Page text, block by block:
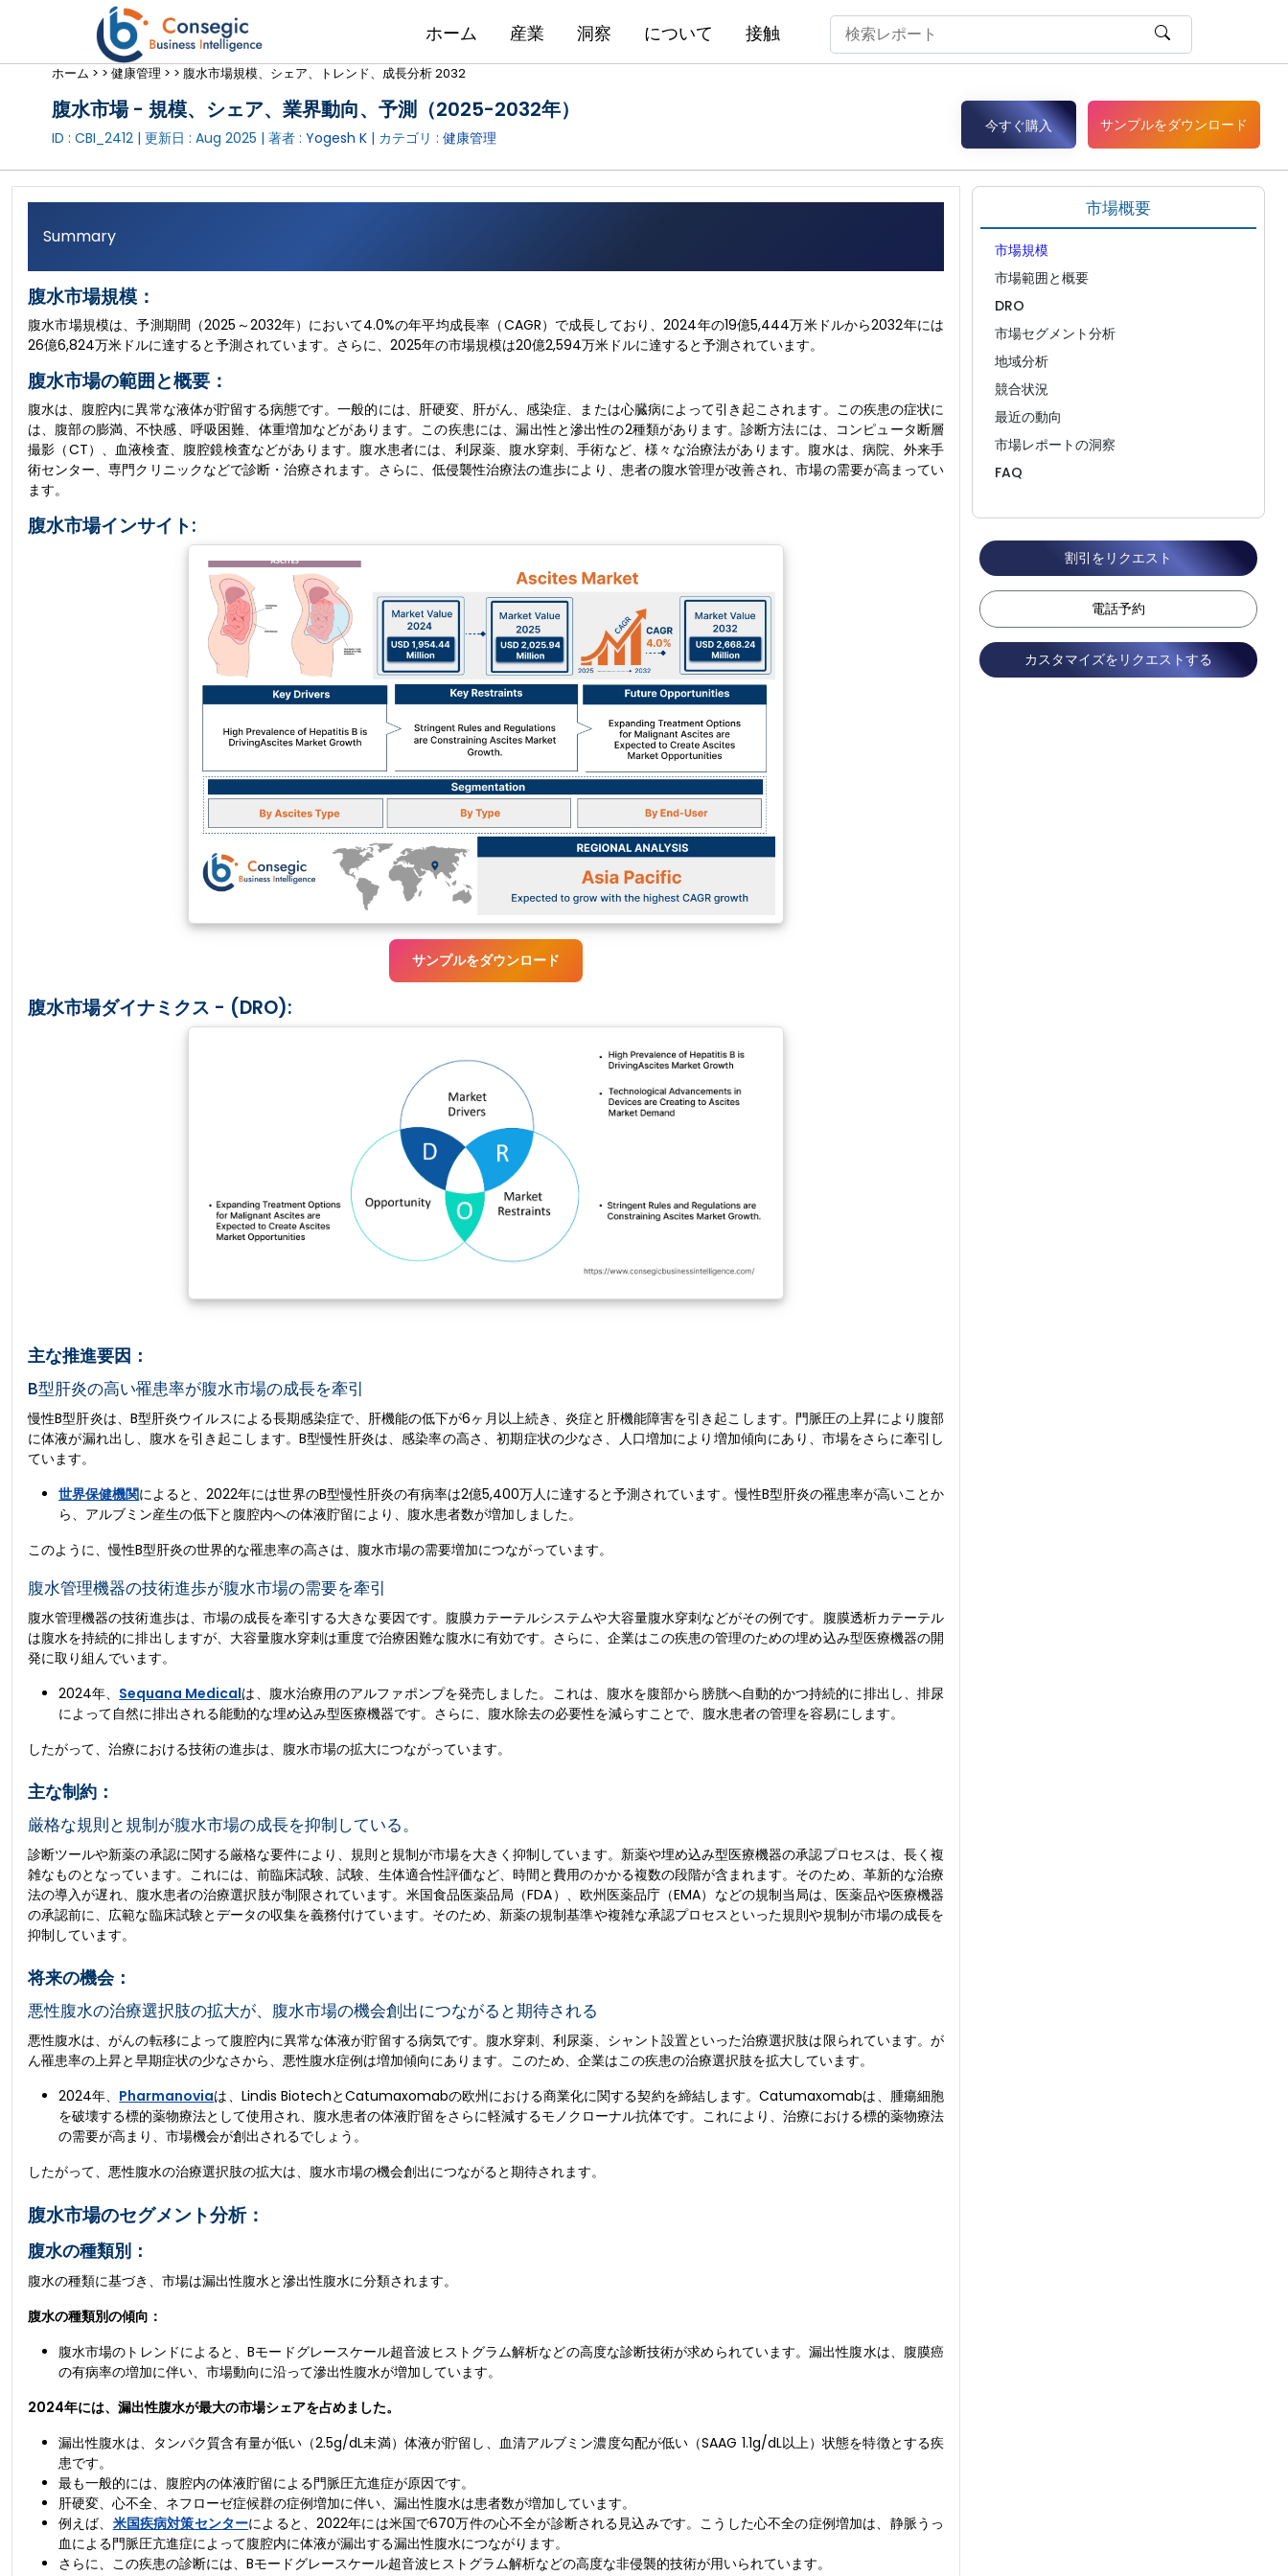
ホーム 産業 洞察 について 接触
ホーム > > 健康管理 > > 腹水市場規模、シェア、トレンド、成長分析 2032
腹水市場 - 規模、シェア、業界動向、予測（2025-2032年）
ID : CBI_2412 | 更新日 : Aug 2025 | 著者 : Yogesh K| カテゴリ : 健康管理
今すぐ購入 サンプルをダウンロード
Summary
腹水市場規模：
腹水市場規模は、予測期間（2025～2032年）において4.0%の年平均成長率（CAGR）で成長しており、2024年の19億5,444万米ドルから2032年には
26億6,824万米ドルに達すると予測されています。さらに、2025年の市場規模は20億2,594万米ドルに達すると予測されています。
腹水市場の範囲と概要：
腹水は、腹腔内に異常な液体が貯留する病態です。一般的には、肝硬変、肝がん、感染症、または心臓病によって引き起こされます。この疾患の症状に
は、腹部の膨満、不快感、呼吸困難、体重増加などがあります。この疾患には、漏出性と滲出性の2種類があります。診断方法には、コンピュータ断層
撮影（CT）、血液検査、腹腔鏡検査などがあります。腹水患者には、利尿薬、腹水穿刺、手術など、様々な治療法があります。腹水は、病院、外来手
術センター、専門クリニックなどで診断・治療されます。さらに、低侵襲性治療法の進歩により、患者の腹水管理が改善され、市場の需要が高まってい
ます。
腹水市場インサイト:
サンプルをダウンロード
腹水市場ダイナミクス - (DRO):
主な推進要因：
B型肝炎の高い罹患率が腹水市場の成長を牽引
慢性B型肝炎は、B型肝炎ウイルスによる長期感染症で、肝機能の低下が6ヶ月以上続き、炎症と肝機能障害を引き起こします。門脈圧の上昇により腹部
に体液が漏れ出し、腹水を引き起こします。B型慢性肝炎は、感染率の高さ、初期症状の少なさ、人口増加により増加傾向にあり、市場をさらに牽引し
ています。
世界保健機関によると、2022年には世界のB型慢性肝炎の有病率は2億5,400万人に達すると予測されています。慢性B型肝炎の罹患率が高いことか
ら、アルブミン産生の低下と腹腔内への体液貯留により、腹水患者数が増加しました。
このように、慢性B型肝炎の世界的な罹患率の高さは、腹水市場の需要増加につながっています。
腹水管理機器の技術進歩が腹水市場の需要を牽引
腹水管理機器の技術進歩は、市場の成長を牽引する大きな要因です。腹膜カテーテルシステムや大容量腹水穿​​刺などがその例です。腹膜透析カテーテル
は腹水を持続的に排出しますが、大容量腹水穿​​刺は重度で治療困難な腹水に有効です。さらに、企業はこの疾患の管理のための埋め込み型医療機器の開
発に取り組んでいます。
2024年、 Sequana Medicalは、腹水治療用のアルファポンプを発売しました。これは、腹水を腹部から膀胱へ自動的かつ持続的に排出し、排尿
によって自然に排出される能動的な埋め込み型医療機器です。さらに、腹水除去の必要性を減らすことで、腹水患者の管理を容易にします。
したがって、治療における技術の進歩は、腹水市場の拡大につながっています。
主な制約：
厳格な規則と規制が腹水市場の成長を抑制している。
診断ツールや新薬の承認に関する厳格な要件により、規則と規制が市場を大きく抑制しています。新薬や埋め込み型医療機器の承認プロセスは、長く複
雑なものとなっています。これには、前臨床試験、試験、生体適合性評価など、時間と費用のかかる複数の段階が含まれます。そのため、革新的な治療
法の導入が遅れ、腹水患者の治療選択肢が制限されています。米国食品医薬品局（FDA）、欧州医薬品庁（EMA）などの規制当局は、医薬品や医療機器
の承認前に、広範な臨床試験とデータの収集を義務付けています。そのため、新薬の規制基準や複雑な承認プロセスといった規則や規制が市場の成長を
抑制しています。
将来の機会：
悪性腹水の治療選択肢の拡大が、腹水市場の機会創出につながると期待される
悪性腹水は、がんの転移によって腹腔内に異常な体液が貯留する病気です。腹水穿刺、利尿薬、シャント設置といった治療選択肢は限られています。が
ん罹患率の上昇と早期症状の少なさから、悪性腹水症例は増加傾向にあります。このため、企業はこの疾患の治療選択肢を拡大しています。
2024年、 Pharmanoviaは、Lindis BiotechとCatumaxomabの欧州における商業化に関する契約を締結します。Catumaxomabは、腫瘍細胞
を破壊する標的薬物療法として使用され、腹水患者の体液貯留をさらに軽減するモノクローナル抗体です。これにより、治療における標的薬物療法
の需要が高まり、市場機会が創出されるでしょう。
したがって、悪性腹水の治療選択肢の拡大は、腹水市場の機会創出につながると期待されます。
腹水市場のセグメント分析：
腹水の種類別：
腹水の種類に基づき、市場は漏出性腹水と滲出性腹水に分類されます。
腹水の種類別の傾向：
腹水市場のトレンドによると、Bモードグレースケール超音波ヒストグラム解析などの高度な診断技術が求められています。漏出性腹水は、腹膜癌
の有病率の増加に伴い、市場動向に沿って滲出性腹水が増加しています。
2024年には、漏出性腹水が最大の市場シェアを占めました。
漏出性腹水は、タンパク質含有量が低い（2.5g/dL未満）体液が貯留し、血清アルブミン濃度勾配が低い（SAAG 1.1g/dL以上）状態を特徴とする疾
患です。
最も一般的には、腹腔内の体液貯留による門脈圧亢進症が原因です。
肝硬変、心不全、ネフローゼ症候群の症例増加に伴い、漏出性腹水は患者数が増加しています。
例えば、 米国疾病対策センターによると、2022年には米国で670万件の心不全が診断される見込みです。こうした心不全の症例増加は、静脈うっ
血による門脈圧亢進症によって腹腔内に体液が漏出する漏出性腹水につながります。
さらに、この疾患の診断には、Bモードグレースケール超音波ヒストグラム解析などの高度な非侵襲的技術が用いられています。
市場概要
市場規模
市場範囲と概要
DRO
市場セグメント分析
地域分析
競合状況
最近の動向
市場レポートの洞察
FAQ
割引をリクエスト
電話予約
カスタマイズをリクエストする